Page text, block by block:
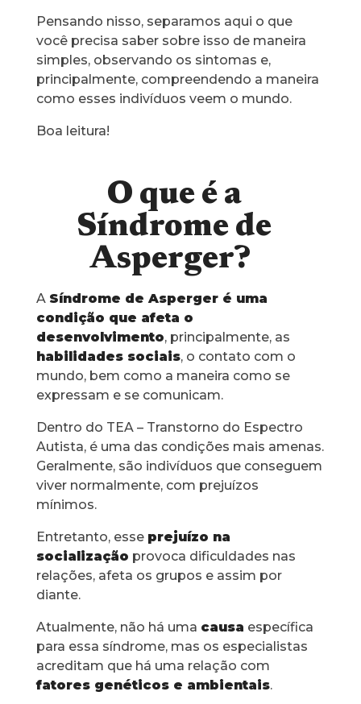
Pensando nisso, separamos aqui o que
você precisa saber sobre isso de maneira
simples, observando os sintomas e,
principalmente, compreendendo a maneira
como esses indivíduos veem o mundo.
Boa leitura!
O que é a
Síndrome de
Asperger?
A Síndrome de Asperger é uma
condição que afeta o
desenvolvimento, principalmente, as
habilidades sociais, o contato com o
mundo, bem como a maneira como se
expressam e se comunicam.
Dentro do TEA – Transtorno do Espectro
Autista, é uma das condições mais amenas.
Geralmente, são indivíduos que conseguem
viver normalmente, com prejuízos
mínimos.
Entretanto, esse prejuízo na
socialização provoca dificuldades nas
relações, afeta os grupos e assim por
diante.
Atualmente, não há uma causa específica
para essa síndrome, mas os especialistas
acreditam que há uma relação com
fatores genéticos e ambientais.